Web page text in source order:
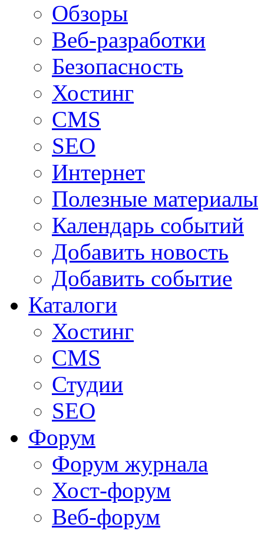
Обзоры
Веб-разработки
Безопасность
Хостинг
CMS
SEO
Интернет
Полезные материалы
Календарь событий
Добавить новость
Добавить событие
Каталоги
Хостинг
CMS
Студии
SEO
Форум
Форум журнала
Хост-форум
Веб-форум